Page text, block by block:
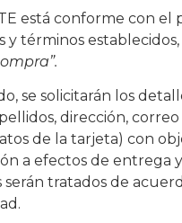
está conforme con el
y términos
se solicitarán los
dirección,
de la tarjeta) con
a efectos de entrega
serán tratados de